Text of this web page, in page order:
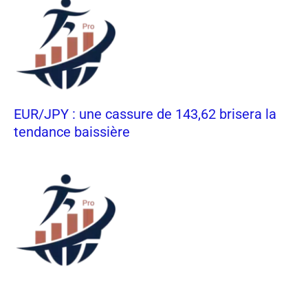
EUR/JPY : une cassure de 143,62 brisera la
tendance baissière